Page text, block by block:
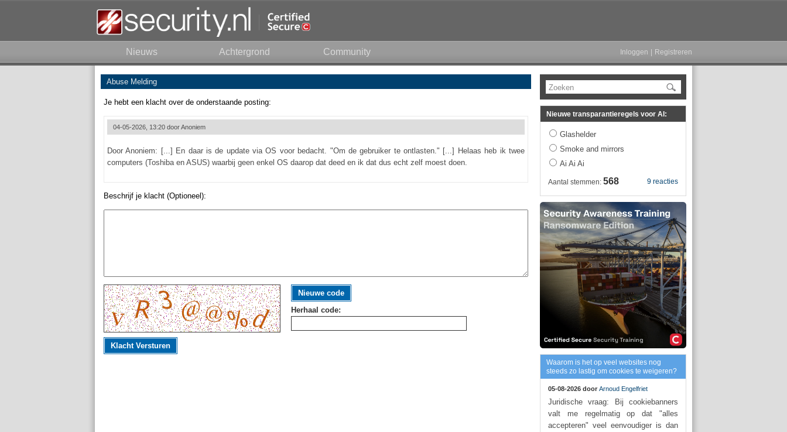
Nieuws Achtergrond Community Inloggen Registreren
Abuse Melding
Je hebt een klacht over de onderstaande posting:
04-05-2026, 13:20 doorAnoniem
Door Anoniem: [...] En daar is de update via OS voor bedacht. "Om de gebruiker te ontlasten." [...] Helaas heb ik twee
computers (Toshiba en ASUS) waarbij geen enkel OS daarop dat deed en ik dat dus echt zelf moest doen.
Beschrijf je klacht (Optioneel):
Nieuwe code
Herhaal code:
Klacht Versturen
Zoeken
Nieuwe transparantieregels voor AI:
Glashelder
Smoke and mirrors
Ai Ai Ai
9 reacties
Aantal stemmen: 568
Waarom is het op veel websites nog
steeds zo lastig om cookies te weigeren?
05-08-2026 door Arnoud Engelfriet
Juridische vraag: Bij cookiebanners
valt me regelmatig op dat "alles
accepteren" veel eenvoudiger is dan